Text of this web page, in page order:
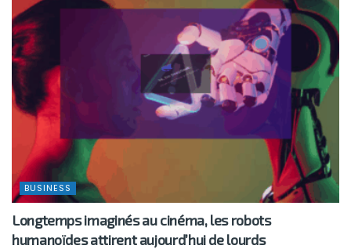
BUSINESS
Longtemps imaginés au cinéma, les robots
humanoïdes attirent aujourd’hui de lourds